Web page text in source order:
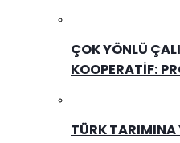
ÇOK YÖNLÜ
KOOPERATIF:
TÜRK TARIMINA